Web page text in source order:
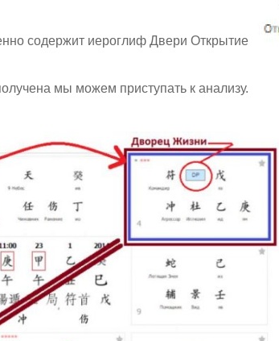
содержит иероглиф Двери Открытие
мы можем приступать к анализу.